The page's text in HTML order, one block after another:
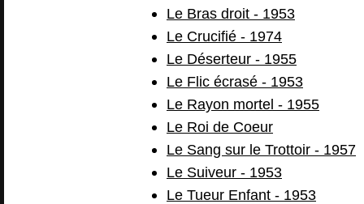
Le Bras droit - 1953
Le Crucifié - 1974
Le Déserteur - 1955
Le Flic écrasé - 1953
Le Rayon mortel - 1955
Le Roi de Coeur
Le Sang sur le Trottoir - 1957
Le Suiveur - 1953
Le Tueur Enfant - 1953